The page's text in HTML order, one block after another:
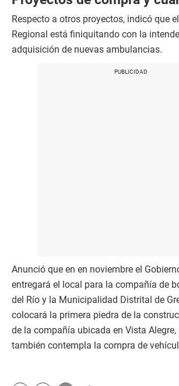
Respecto a otros proyectos, indicó que
Regional está finiquitando con la
adquisición de nuevas ambulancias.
Anunció que en en noviembre el
entregará el local para la compañía de
del Río y la Municipalidad Distrital de
colocará la primera piedra de la
de la compañía ubicada en Vista Alegre,
también contempla la compra de